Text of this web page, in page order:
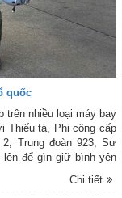
quốc
nhiều loại máy bay
Thiếu tá, Phi công cấp
Trung đoàn 923, Sư
lên để gìn giữ bình yên
Chi tiết